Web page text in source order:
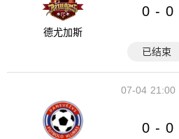
德尤加斯
0 - 0
已结束
21:00
07-04
0 - 0